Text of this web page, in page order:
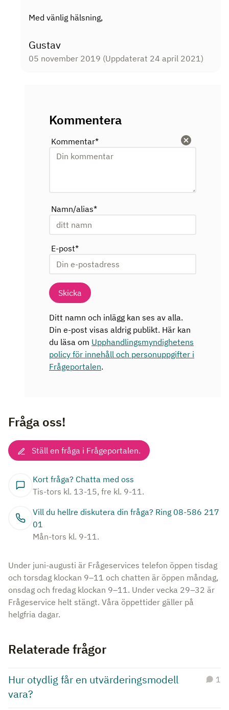
Med vänlig hälsning,
Gustav
05 november 2019 (Uppdaterat 24 april 2021)
Kommentera
Rensa
Kommentar*
Namn/alias*
E-post*
Skicka
Ditt namn och inlägg kan ses av alla.
Din e-post visas aldrig publikt. Här kan
du läsa om Upphandlingsmyndighetens
policy för innehåll och personuppgifter i
Frågeportalen.
Fråga oss!
Ställ en fråga i Frågeportalen.
Kort fråga? Chatta med oss
Tis-tors kl. 13-15, fre kl. 9-11.
Vill du hellre diskutera din fråga? Ring 08-586 217
01
Mån-tors kl. 9-11.
Under juni-augusti är Frågeservices telefon öppen tisdag
och torsdag klockan 9–11 och chatten är öppen måndag,
onsdag och fredag klockan 9–11. Under vecka 29–32 är
Frågeservice helt stängt. Våra öppettider gäller på
helgfria dagar.
Relaterade frågor
Hur otydlig får en utvärderingsmodell
vara?
1